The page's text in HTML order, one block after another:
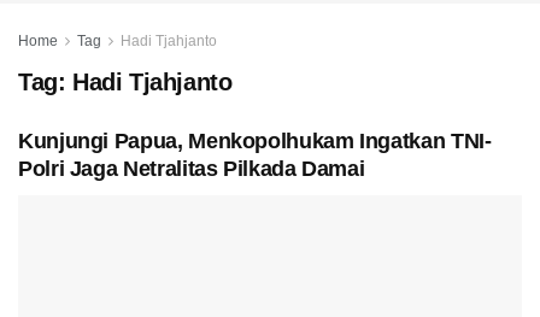
Home Tag Hadi Tjahjanto
Tag: Hadi Tjahjanto
Kunjungi Papua, Menkopolhukam Ingatkan TNI-
Polri Jaga Netralitas Pilkada Damai